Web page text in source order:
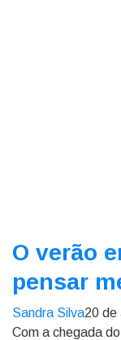
O verão
pensar
Sandra Silva20 de
Com a chegada